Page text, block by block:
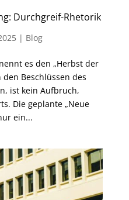
Durchgreif-Rhetorik
| Blog
es den „Herbst der
Beschlüssen des
ist kein Aufbruch,
Die geplante „Neue
ein...